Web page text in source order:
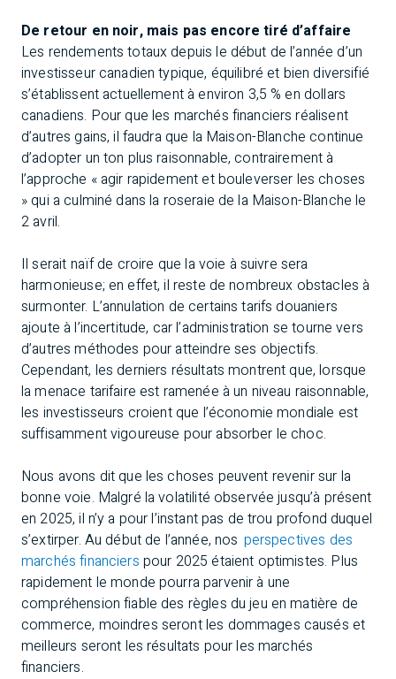
De retour en noir, mais pas encore tiré d’affaire
Les rendements totaux depuis le début de l’année d’un
investisseur canadien typique, équilibré et bien diversifié
s’établissent actuellement à environ 3,5 % en dollars
canadiens. Pour que les marchés financiers réalisent
d’autres gains, il faudra que la Maison-Blanche continue
d’adopter un ton plus raisonnable, contrairement à
l’approche « agir rapidement et bouleverser les choses
» qui a culminé dans la roseraie de la Maison-Blanche le
2 avril.
Il serait naïf de croire que la voie à suivre sera
harmonieuse; en effet, il reste de nombreux obstacles à
surmonter. L’annulation de certains tarifs douaniers
ajoute à l’incertitude, car l’administration se tourne vers
d’autres méthodes pour atteindre ses objectifs.
Cependant, les derniers résultats montrent que, lorsque
la menace tarifaire est ramenée à un niveau raisonnable,
les investisseurs croient que l’économie mondiale est
suffisamment vigoureuse pour absorber le choc.
Nous avons dit que les choses peuvent revenir sur la
bonne voie. Malgré la volatilité observée jusqu’à présent
en 2025, il n’y a pour l’instant pas de trou profond duquel
s’extirper. Au début de l’année, nos perspectives des
marchés financiers pour 2025 étaient optimistes. Plus
rapidement le monde pourra parvenir à une
compréhension fiable des règles du jeu en matière de
commerce, moindres seront les dommages causés et
meilleurs seront les résultats pour les marchés
financiers.